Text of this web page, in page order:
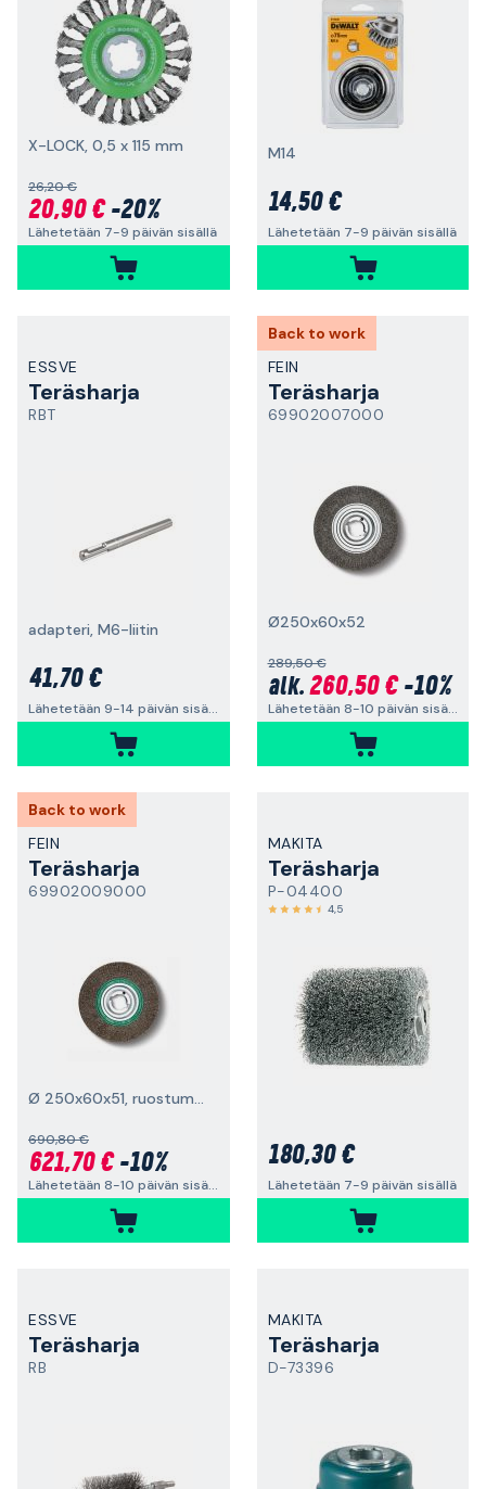
X-LOCK, 0,5 x 115 mm
26,20 €
20,90 €-20%
Lähetetään 7-9 päivän sisällä
M14
14,50 €
Lähetetään 7-9 päivän sisällä
ESSVE
Teräsharja
RBT
adapteri, M6-liitin
41,70 €
Lähetetään 9-14 päivän sisällä
Back to work
FEIN
Teräsharja
69902007000
Ø250x60x52
289,50 €
alk. 260,50 €-10%
Lähetetään 8-10 päivän sisällä
Back to work
FEIN
Teräsharja
69902009000
Ø 250x60x51, ruostumaton
690,80 €
621,70 €-10%
Lähetetään 8-10 päivän sisällä
MAKITA
Teräsharja
P-04400
4,5
180,30 €
Lähetetään 7-9 päivän sisällä
ESSVE
Teräsharja
RB
MAKITA
Teräsharja
D-73396